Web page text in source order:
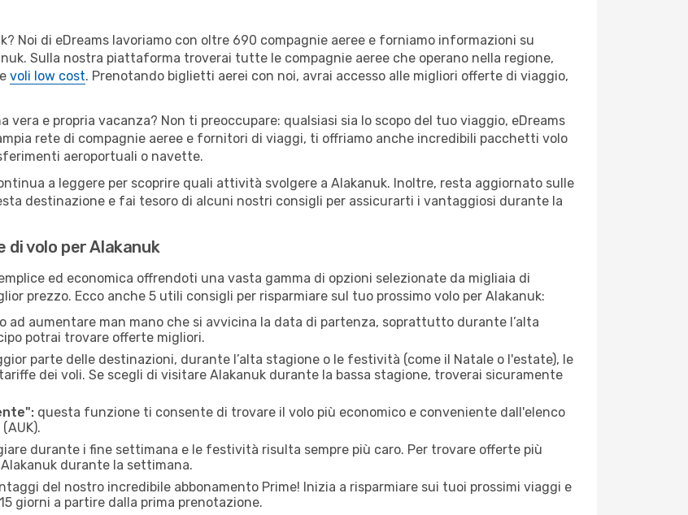
Noi di eDreams lavoriamo con oltre 690 compagnie aeree e forniamo informazioni su
Sulla nostra piattaforma troverai tutte le compagnie aeree che operano nella regione,
voli low cost. Prenotando biglietti aerei con noi, avrai accesso alle migliori offerte di viaggio,
vera e propria vacanza? Non ti preoccupare: qualsiasi sia lo scopo del tuo viaggio, eDreams
rete di compagnie aeree e fornitori di viaggi, ti offriamo anche incredibili pacchetti volo
aeroportuali o navette.
a leggere per scoprire quali attività svolgere a Alakanuk. Inoltre, resta aggiornato sulle
destinazione e fai tesoro di alcuni nostri consigli per assicurarti i vantaggiosi durante la
volo per Alakanuk
ed economica offrendoti una vasta gamma di opzioni selezionate da migliaia di
prezzo. Ecco anche 5 utili consigli per risparmiare sul tuo prossimo volo per Alakanuk:
ad aumentare man mano che si avvicina la data di partenza, soprattutto durante l’alta
potrai trovare offerte migliori.
parte delle destinazioni, durante l’alta stagione o le festività (come il Natale o l'estate), le
dei voli. Se scegli di visitare Alakanuk durante la bassa stagione, troverai sicuramente
questa funzione ti consente di trovare il volo più economico e conveniente dall'elenco
durante i fine settimana e le festività risulta sempre più caro. Per trovare offerte più
durante la settimana.
del nostro incredibile abbonamento Prime! Inizia a risparmiare sui tuoi prossimi viaggi e
giorni a partire dalla prima prenotazione.